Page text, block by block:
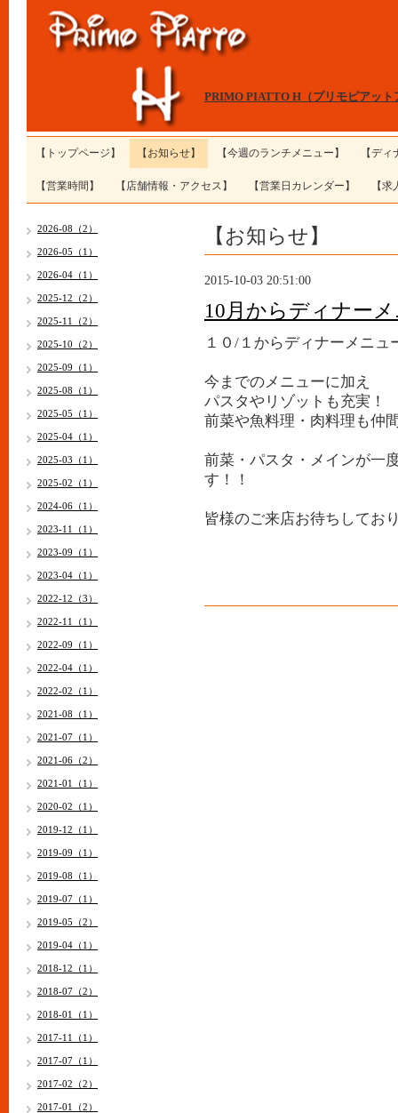
PRIMO PIATTO H（プリモピアット
【トップページ】 【お知らせ】 【今週のランチメニュー】 【デ
【営業時間】 【店舗情報・アクセス】 【営業日カレンダー】 【
【お知らせ】
2015-10-03 20:51:00
10月からディナー
１０/１からディナーメニ
今までのメニューに加え
パスタやリゾットも充実！
前菜や魚料理・肉料理も
前菜・パスタ・メインが一
す！！
皆様のご来店お待ちしてお
2026-08（2）
2026-05（1）
2026-04（1）
2025-12（2）
2025-11（2）
2025-10（2）
2025-09（1）
2025-08（1）
2025-05（1）
2025-04（1）
2025-03（1）
2025-02（1）
2024-06（1）
2023-11（1）
2023-09（1）
2023-04（1）
2022-12（3）
2022-11（1）
2022-09（1）
2022-04（1）
2022-02（1）
2021-08（1）
2021-07（1）
2021-06（2）
2021-01（1）
2020-02（1）
2019-12（1）
2019-09（1）
2019-08（1）
2019-07（1）
2019-05（2）
2019-04（1）
2018-12（1）
2018-07（2）
2018-01（1）
2017-11（1）
2017-07（1）
2017-02（2）
2017-01（2）